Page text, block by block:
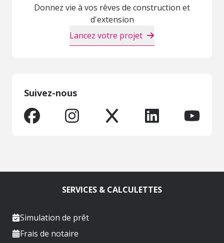
Donnez vie à vos rêves de construction et
d'extension
Lancez votre projet
Suivez-nous
SERVICES & CALCULETTES
Simulation de prêt
Frais de notaire